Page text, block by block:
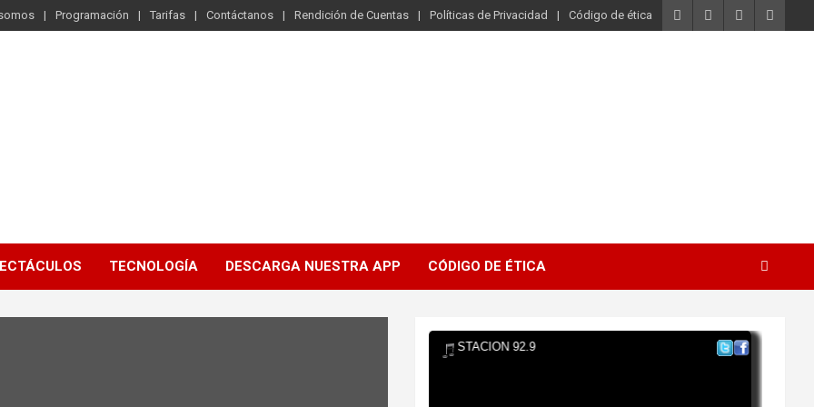
Programación Tarifas Contáctanos Rendición de Cuentas Políticas de Privacidad Código de ética
TECNOLOGÍA DESCARGA NUESTRA APP CÓDIGO DE ÉTICA